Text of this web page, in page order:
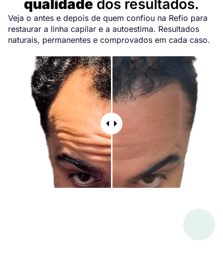
qualidade dos resultados.
Veja o antes e depois de quem confiou na Refio para
restaurar a linha capilar e a autoestima. Resultados
naturais, permanentes e comprovados em cada caso.